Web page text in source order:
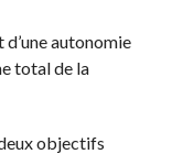
autonomie
total de la
objectifs